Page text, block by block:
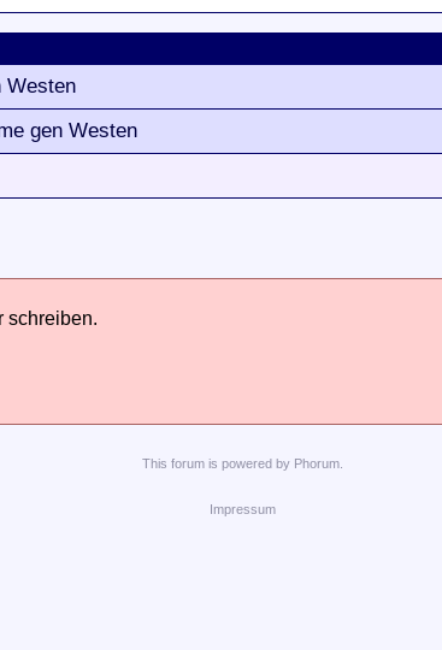
Westen
gen Westen
schreiben.
This forumis powered by Phorum.
Impressum